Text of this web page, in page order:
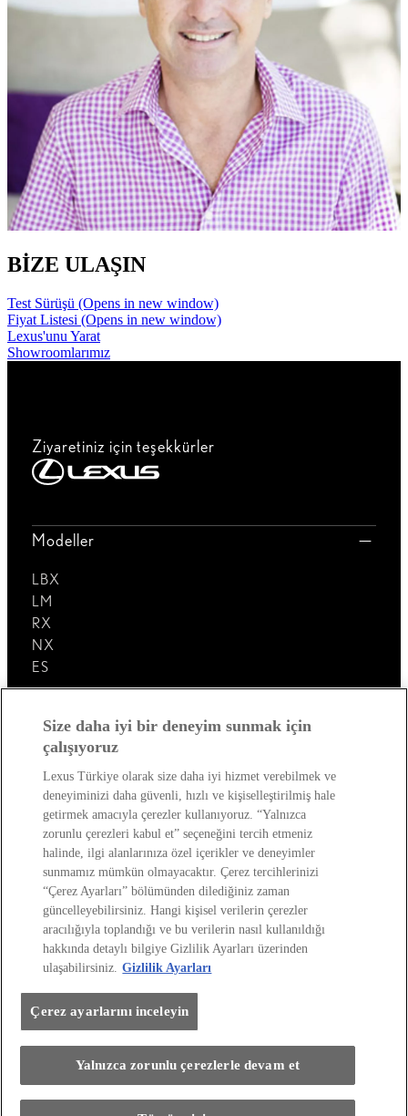
BİZE ULAŞIN
Test Sürüşü (Opens in new window)
Fiyat Listesi (Opens in new window)
Lexus'unu Yarat
Showroomlarımız
Ziyaretiniz için teşekkürler
Modeller
LBX
LM
RX
NX
ES
Lexus'u Keşfedin!
Satış Sonrası
Lexus Dünyası
Site PolitikasıKişisel Veri Paylaşımı Ve İletişim İzni
Kişisel Verilerin KorunmasıSayfadaki Çerezler
Yakıt Ekonomisi Ve Co2 Emisyonu
Web Sitesi Erişilebilirlik Beyanı
Her hakkı saklıdır. © Lexus 2026
Size daha iyi bir deneyim sunmak için
çalışıyoruz
Lexus Türkiye olarak size daha iyi hizmet verebilmek ve
deneyiminizi daha güvenli, hızlı ve kişiselleştirilmiş hale
getirmek amacıyla çerezler kullanıyoruz. “Yalnızca
zorunlu çerezleri kabul et” seçeneğini tercih etmeniz
halinde, ilgi alanlarınıza özel içerikler ve deneyimler
sunmamız mümkün olmayacaktır. Çerez tercihlerinizi
“Çerez Ayarları” bölümünden dilediğiniz zaman
güncelleyebilirsiniz. Hangi kişisel verilerin çerezler
aracılığıyla toplandığı ve bu verilerin nasıl kullanıldığı
hakkında detaylı bilgiye Gizlilik Ayarları üzerinden
ulaşabilirsiniz. Gizlilik Ayarları
Çerez ayarlarını inceleyin
Yalnızca zorunlu çerezlerle devam et